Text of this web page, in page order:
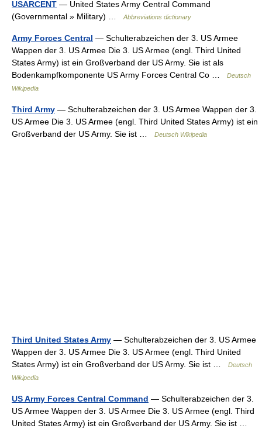
USARCENT — United States Army Central Command
(Governmental » Military) …
Abbreviations dictionary
Army Forces Central — Schulterabzeichen der 3. US Armee
Wappen der 3. US Armee Die 3. US Armee (engl. Third United
States Army) ist ein Großverband der US Army. Sie ist als
Bodenkampfkomponente US Army Forces Central Co …
Deutsch
Wikipedia
Third Army — Schulterabzeichen der 3. US Armee Wappen der 3.
US Armee Die 3. US Armee (engl. Third United States Army) ist ein
Großverband der US Army. Sie ist …
Deutsch Wikipedia
Third United States Army — Schulterabzeichen der 3. US Armee
Wappen der 3. US Armee Die 3. US Armee (engl. Third United
States Army) ist ein Großverband der US Army. Sie ist …
Deutsch
Wikipedia
US Army Forces Central Command — Schulterabzeichen der 3.
US Armee Wappen der 3. US Armee Die 3. US Armee (engl. Third
United States Army) ist ein Großverband der US Army. Sie ist …